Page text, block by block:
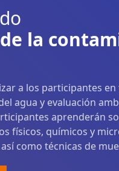
la
a los participantes
agua y evaluación
aprenderán
físicos, químicos y
como técnicas de